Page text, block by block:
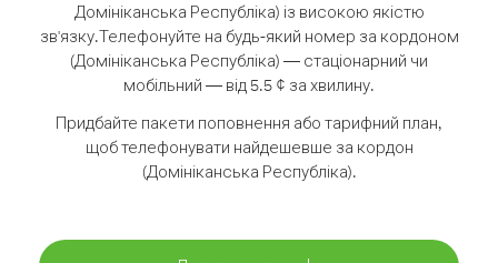
Домініканська Республіка) із високою якістю
зв'язку.Телефонуйте на будь-який номер за кордоном
(Домініканська Республіка) — стаціонарний чи
мобільний — від 5.5 ¢ за хвилину.
Придбайте пакети поповнення або тарифний план,
щоб телефонувати найдешевше за кордон
(Домініканська Республіка).